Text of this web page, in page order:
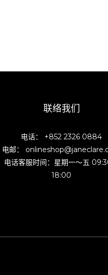
联络我们
电话： +852 2326 0884
电邮：
电话客服时间：星期一～五
18:00